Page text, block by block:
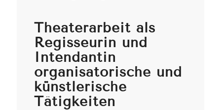
Theaterarbeit als
Regisseurin und
Intendantin
organisatorische und
künstlerische
Tätigkeiten